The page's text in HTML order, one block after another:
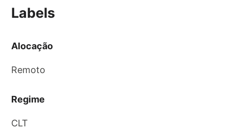
Labels
Alocação
Remoto
Regime
CLT